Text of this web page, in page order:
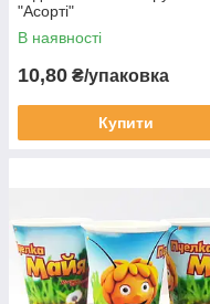
"Асорті"
В наявності
10,80 ₴/упаковка
Купити